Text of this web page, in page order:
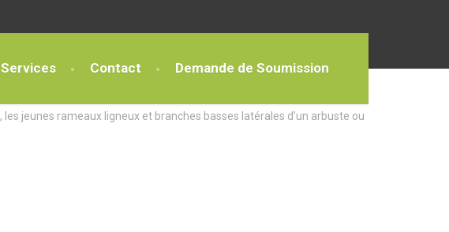
Services Contact Demande de Soumission
jeunes rameaux ligneux et branches basses latérales d’un arbuste ou